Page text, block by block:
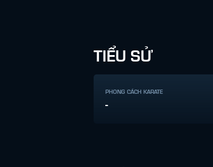
TIỂU SỬ
PHONG CÁCH KARATE
-